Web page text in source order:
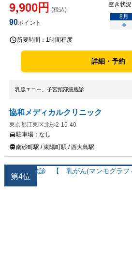
9,900円 (税込)
90ポイント
空き状況
8月
○
所要時間： 1時間程度
詳細・予約
乳腺エコー、子宮頸部細胞診
協和メディカルクリニック
東京都江東区北砂2-15-40
駐車場： なし
南砂町駅 / 東陽町駅 / 西大島駅
第4位